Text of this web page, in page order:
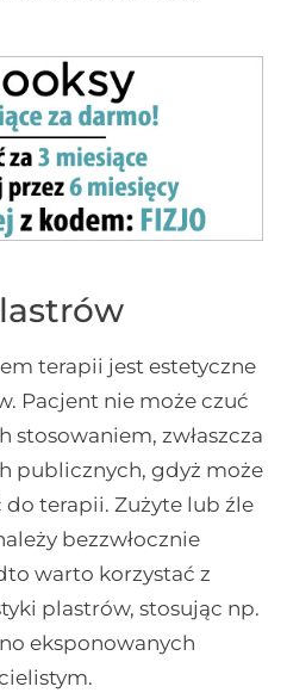
terapii jest estetyczne
Pacjent nie może czuć
stosowaniem, zwłaszcza
publicznych, gdyż może
terapii. Zużyte lub źle
bezzwłocznie
warto korzystać z
plastrów, stosując np.
eksponowanych